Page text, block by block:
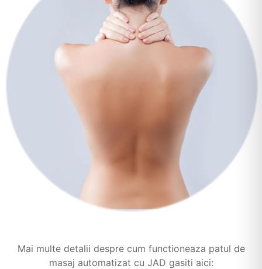
Mai multe detalii despre cum functioneaza patul de
masaj automatizat cu JAD gasiti aici: